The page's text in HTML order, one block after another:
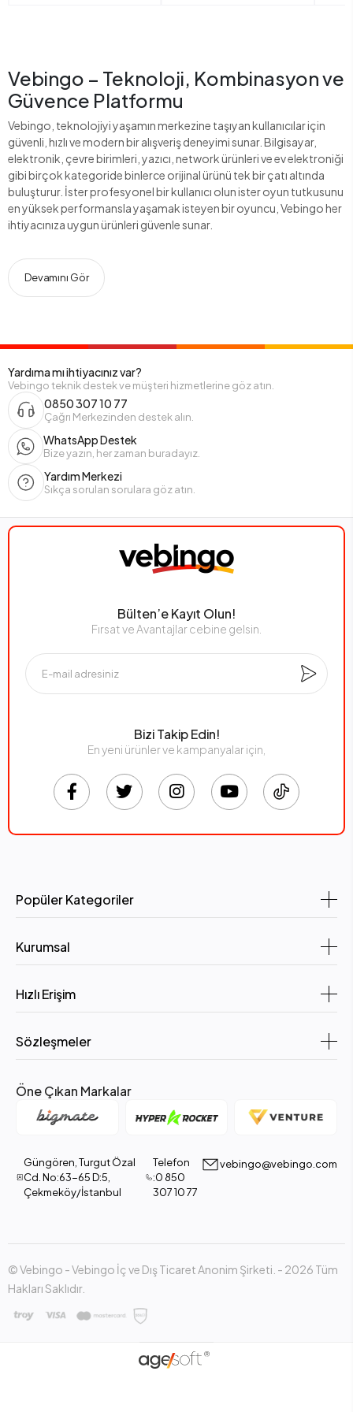
Vebingo – Teknoloji, Kombinasyon ve
Güvence Platformu
Vebingo, teknolojiyi yaşamın merkezine taşıyan kullanıcılar için
güvenli, hızlı ve modern bir alışveriş deneyimi sunar. Bilgisayar,
elektronik, çevre birimleri, yazıcı, network ürünleri ve ev elektroniği
gibi birçok kategoride binlerce orijinal ürünü tek bir çatı altında
buluşturur. İster profesyonel bir kullanıcı olun ister oyun tutkusunu
en yüksek performansla yaşamak isteyen bir oyuncu, Vebingo her
ihtiyacınıza uygun ürünleri güvenle sunar.
Devamını Gör
Yardıma mı ihtiyacınız var?
Vebingo teknik destek ve müşteri hizmetlerine göz atın.
0850 307 10 77
Çağrı Merkezinden destek alın.
WhatsApp Destek
Bize yazın, her zaman buradayız.
Yardım Merkezi
Sıkça sorulan sorulara göz atın.
Bülten’e Kayıt Olun!
Fırsat ve Avantajlar cebine gelsin.
Bizi Takip Edin!
En yeni ürünler ve kampanyalar için,
Popüler Kategoriler
Kurumsal
Hızlı Erişim
Sözleşmeler
Öne Çıkan Markalar
Güngören, Turgut Özal
Cd. No:63-65 D:5,
Çekmeköy/İstanbul
Telefon
:0 850
307 10 77
vebingo@vebingo.com
© Vebingo - Vebingo İç ve Dış Ticaret Anonim Şirketi. - 2026 Tüm
Hakları Saklıdır.